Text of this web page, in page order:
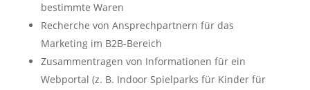
bestimmte Waren
Recherche von Ansprechpartnern für das
Marketing im B2B-Bereich
Zusammentragen von Informationen für ein
Webportal (z. B. Indoor Spielparks für Kinder für